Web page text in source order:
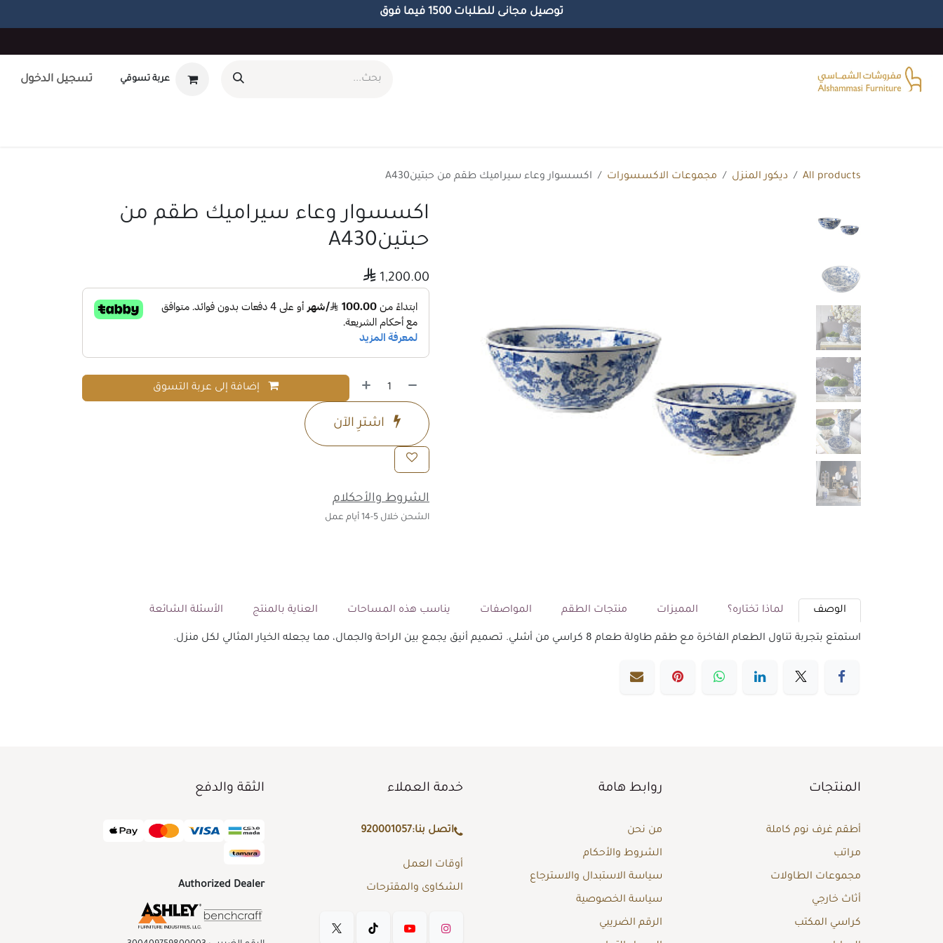
توصيل مجانى للطلبات 1500 فيما فوق
عربة تسوقي تسجيل الدخول
All products ديكور المنزل مجموعات الاكسسورات اكسسوار وعاء سيراميك طقم من حبتينA430
اكسسوار وعاء سيراميك طقم من
حبتينA430
1,200.00
إضافة إلى عربة التسوق
اشترِ الآن
الشروط والأحكلام
الشحن خلال 5-14 أيام عمل
الوصف لماذا تختاره؟ المميزات منتجات الطقم المواصفات يناسب هذه المساحات العناية بالمنتج الأسئلة الشائعة
استمتع بتجربة تناول الطعام الفاخرة مع طقم طاولة طعام 8 كراسي من أشلي. تصميم أنيق يجمع بين الراحة والجمال، مما يجعله الخيار المثالي لكل منزل.
المنتجات
أطقم غرف نوم كاملة
مراتب
مجموعات الطاولات
أثاث خارجي
كراسي المكتب
روابط هامة
من نحن
الشروط والأحكام
سياسة الاستبدال والاسترجاع
سياسة الخصوصية
الرقم الضريبي
خدمة العملاء
اتصل بنا:920001057
أوقات العمل
الشكاوى والمقترحات
الثقة والدفع
Authorized Dealer